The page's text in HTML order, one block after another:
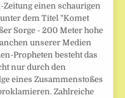
Zeitung einen schaurigen
dem Titel "Komet
Sorge - 200 Meter hohe
unserer Medien
Propheten besteht das
nur durch den
eines Zusammenstoßes
Zahlreiche